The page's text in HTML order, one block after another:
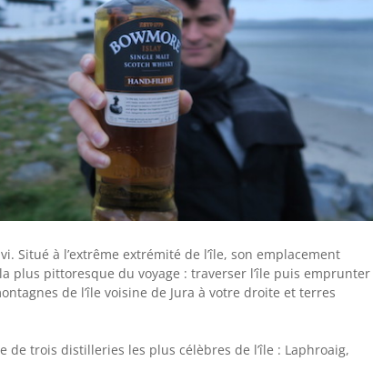
Situé à l’extrême extrémité de l’île, son emplacement
plus pittoresque du voyage : traverser l’île puis emprunter
de l’île voisine de Jura à votre droite et terres
de trois distilleries les plus célèbres de l’île : Laphroaig,